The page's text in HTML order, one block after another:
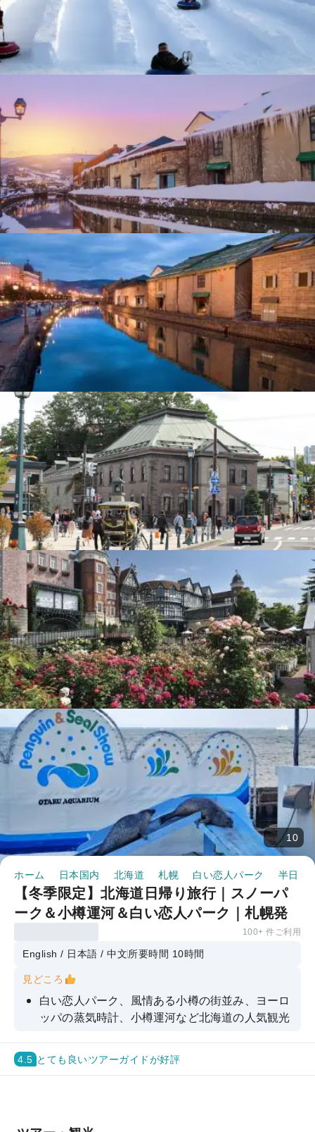
10
ホーム 日本国内 北海道 札幌 白い恋人パーク 半日・
【冬季限定】北海道日帰り旅行｜スノーパ
ーク＆小樽運河＆白い恋人パーク｜札幌発
100+ 件ご利用
English / 日本語 / 中文所要時間 10時間
見どころ
白い恋人パーク、風情ある小樽の街並み、ヨーロ
ッパの蒸気時計、小樽運河など北海道の人気観光
冬の北海道を満喫する雪遊び体験を予約しよう
札幌市内から出発！北海道の魅力を1日で満喫で
4.5 とても良いツアーガイドが好評